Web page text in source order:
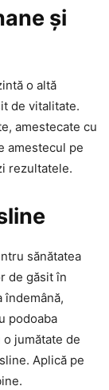
și
o altă
de vitalitate.
amestecate cu
amestecul pe
rezultatele.
sănătatea
de găsit în
îndemână,
podoaba
jumătate de
Aplică pe